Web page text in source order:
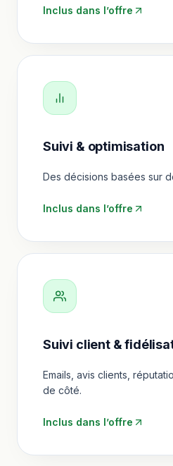
Inclus dans l’offre
Suivi & optimisation
Des décisions basées sur
Inclus dans l’offre
Suivi client &
Emails, avis clients,
de côté.
Inclus dans l’offre